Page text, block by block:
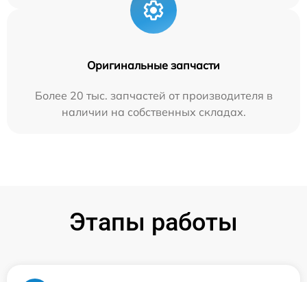
Оригинальные запчасти
Более 20 тыс. запчастей от производителя в
наличии на собственных складах.
Этапы работы